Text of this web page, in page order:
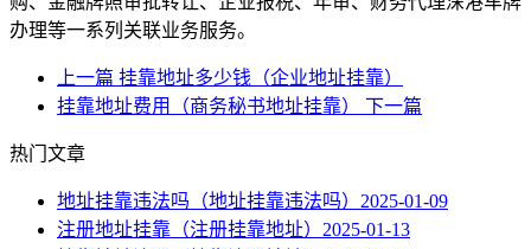
办理等一系列关联业务服务。
上一篇 挂靠地址多少钱（企业地址挂靠）
挂靠地址费用（商务秘书地址挂靠） 下一篇
热门文章
地址挂靠违法吗（地址挂靠违法吗） 2025-01-09
注册地址挂靠（注册挂靠地址） 2025-01-13